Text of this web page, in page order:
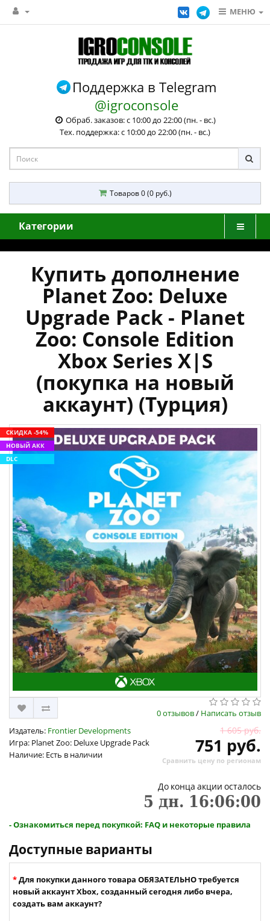
МЕНЮ
Поддержка в Telegram
@igroconsole
Обраб. заказов: с 10:00 до 22:00 (пн. - вс.)
Тех. поддержка: с 10:00 до 22:00 (пн. - вс.)
Товаров 0 (0 руб.)
Категории
Купить дополнение
Planet Zoo: Deluxe
Upgrade Pack - Planet
Zoo: Console Edition
Xbox Series X|S
(покупка на новый
аккаунт) (Турция)
СКИДКА -54%
НОВЫЙ АКК
DLC
0 отзывов/ Написать отзыв
Издатель: Frontier Developments
Игра: Planet Zoo: Deluxe Upgrade Pack
Наличие: Есть в наличии
1 605 руб.
751 руб.
Сравнить цену по регионам
До конца акции осталось
5 дн. 16:05:59
- Ознакомиться перед покупкой: FAQ и некоторые правила
Доступные варианты
Для покупки данного товара ОБЯЗАТЕЛЬНО требуется
новый аккаунт Xbox, созданный сегодня либо вчера,
создать вам аккаунт?